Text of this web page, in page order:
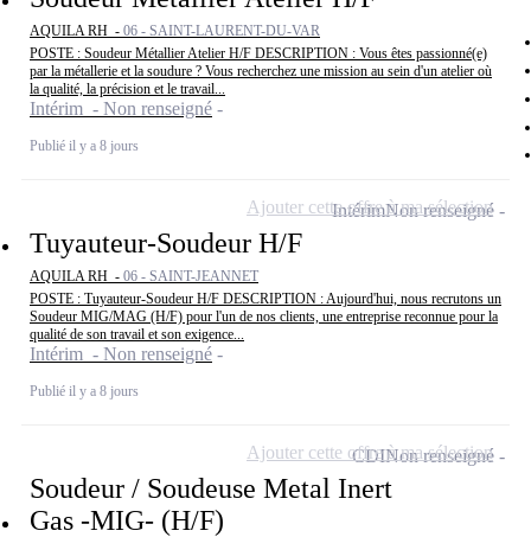
AQUILA RH - 06 - SAINT-LAURENT-DU-VAR
POSTE : Soudeur Métallier Atelier H/F DESCRIPTION : Vous êtes passionné(e)
par la métallerie et la soudure ? Vous recherchez une mission au sein d'un atelier où
la qualité, la précision et le travail...
Intérim - Non renseigné
Publié il y a 8 jours
Tuyauteur-Soudeur H/F
AQUILA RH - 06 - SAINT-JEANNET
POSTE : Tuyauteur-Soudeur H/F DESCRIPTION : Aujourd'hui, nous recrutons un
Soudeur MIG/MAG (H/F) pour l'un de nos clients, une entreprise reconnue pour la
qualité de son travail et son exigence...
Intérim - Non renseigné
Publié il y a 8 jours
IntérimNon renseigné
Ajouter cette offre à ma sélection
Soudeur / Soudeuse Metal Inert
Gas -MIG- (H/F)
CDINon renseigné
Ajouter cette offre à ma sélection